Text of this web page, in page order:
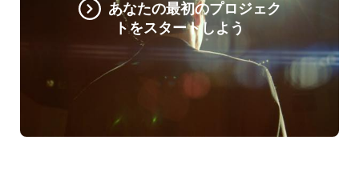
あなたの最初のプロジェク
トをスタートしよう